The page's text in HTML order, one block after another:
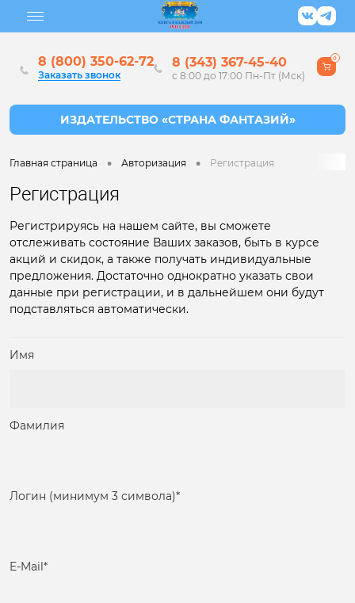
8 (800) 350-62-72
Заказать звонок
8 (343) 367-45-40
с 8:00 до 17:00 Пн-Пт (Мск)
0
Главная страница • Авторизация • Регистрация
Регистрация
Регистрируясь на нашем сайте, вы сможете
отслеживать состояние Ваших заказов, быть в курсе
акций и скидок, а также получать индивидуальные
предложения. Достаточно однократно указать свои
данные при регистрации, и в дальнейшем они будут
подставляться автоматически.
Имя
Фамилия
Логин (минимум 3 символа)*
E-Mail*